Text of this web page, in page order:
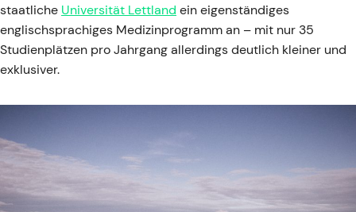
staatliche Universität Lettland ein eigenständiges
englischsprachiges Medizinprogramm an – mit nur 35
Studienplätzen pro Jahrgang allerdings deutlich kleiner und
exklusiver.